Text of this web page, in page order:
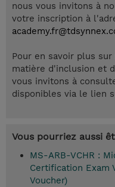
nous vous invitons à
votre inscription à
Pour en savoir plus
matière d'inclusion et
vous invitons à
disponibles via le lien
Vous pourriez aussi
MS-ARB-VCHR :
Certification Exam
Voucher)